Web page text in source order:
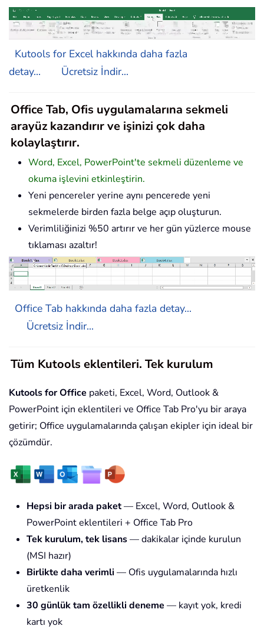
Kutools for Excel hakkında daha fazla
detay...
Ücretsiz İndir...
Office Tab, Ofis uygulamalarına sekmeli
arayüz kazandırır ve işinizi çok daha
kolaylaştırır.
Word, Excel, PowerPoint'te sekmeli düzenleme ve
okuma işlevini etkinleştirin.
Yeni pencereler yerine aynı pencerede yeni
sekmelerde birden fazla belge açıp oluşturun.
Verimliliğinizi %50 artırır ve her gün yüzlerce mouse
tıklaması azaltır!
Office Tab hakkında daha fazla detay...
Ücretsiz İndir...
Tüm Kutools eklentileri. Tek kurulum
Kutools for Office paketi, Excel, Word, Outlook &
PowerPoint için eklentileri ve Office Tab Pro'yu bir araya
getirir; Office uygulamalarında çalışan ekipler için ideal bir
çözümdür.
Hepsi bir arada paket— Excel, Word, Outlook &
PowerPoint eklentileri + Office Tab Pro
Tek kurulum, tek lisans— dakikalar içinde kurulun
(MSI hazır)
Birlikte daha verimli — Ofis uygulamalarında hızlı
üretkenlik
30 günlük tam özellikli deneme — kayıt yok, kredi
kartı yok